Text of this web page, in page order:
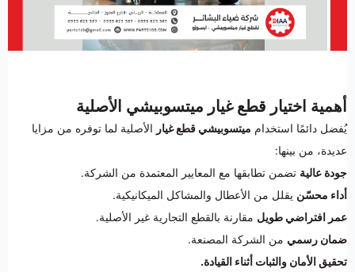
أهمية اختيار قطع غيار ميتسوبيشي الأصلية
يُفضل دائمًا استخدام ميتسوبيشي قطع غيار الأصلية لما توفره من مزايا
عديدة، من بينها:
جودة عالية تضمن تطابقها مع المعايير المعتمدة من الشركة.
أداء محسّن يقلل من الأعطال والمشاكل الميكانيكية.
عمر افتراضي طويل مقارنة بالقطع التجارية غير الأصلية.
ضمان رسمي من الشركة المصنعة.
تحقيق الأمان والثبات أثناء القيادة.